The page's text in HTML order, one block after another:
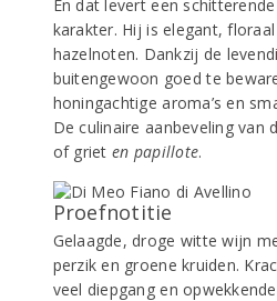
En dat levert een
karakter. Hij is elegant,
hazelnoten. Dankzij de
buitengewoon goed te
honingachtige aroma’s en
De culinaire aanbeveling van
of griet en papillote.
Proefnotitie
Gelaagde, droge witte wijn
perzik en groene kruiden.
veel diepgang en